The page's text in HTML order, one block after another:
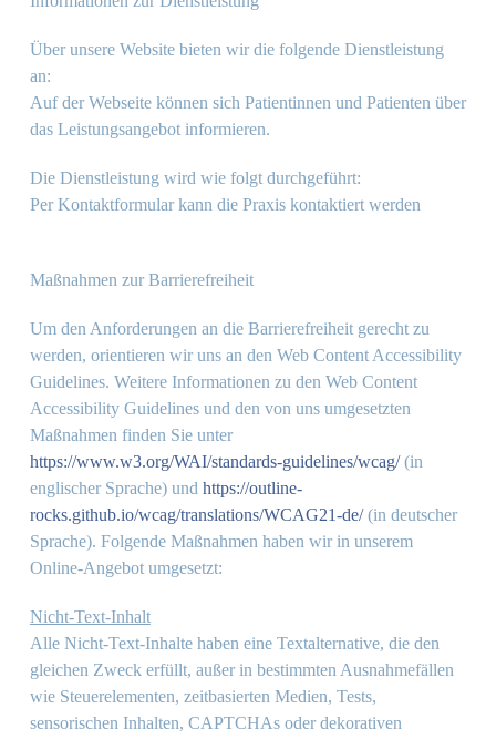
Über unsere Website bieten wir die folgende Dienstleistung
an:
Auf der Webseite können sich Patientinnen und Patienten über
das Leistungsangebot informieren.
Die Dienstleistung wird wie folgt durchgeführt:
Per Kontaktformular kann die Praxis kontaktiert werden
Maßnahmen zur Barrierefreiheit
Um den Anforderungen an die Barrierefreiheit gerecht zu
werden, orientieren wir uns an den Web Content Accessibility
Guidelines. Weitere Informationen zu den Web Content
Accessibility Guidelines und den von uns umgesetzten
Maßnahmen finden Sie unter
https://www.w3.org/WAI/standards-guidelines/wcag/(in
englischer Sprache) und https://outline-
rocks.github.io/wcag/translations/WCAG21-de/(in deutscher
Sprache). Folgende Maßnahmen haben wir in unserem
Online-Angebot umgesetzt:
Nicht-Text-Inhalt
Alle Nicht-Text-Inhalte haben eine Textalternative, die den
gleichen Zweck erfüllt, außer in bestimmten Ausnahmefällen
wie Steuerelementen, zeitbasierten Medien, Tests,
sensorischen Inhalten, CAPTCHAs oder dekorativen